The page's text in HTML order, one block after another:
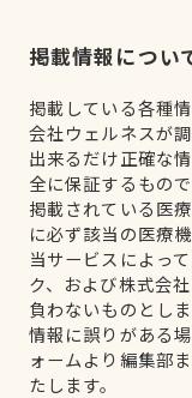
掲載情報につい
掲載している各種
会社ウェルネスが
出来るだけ正確な
全に保証するもの
掲載されている医
に必ず該当の医療
当サービスによっ
ク、および株式会
負わないものとしま
情報に誤りがある
ォームより編集部
たします。